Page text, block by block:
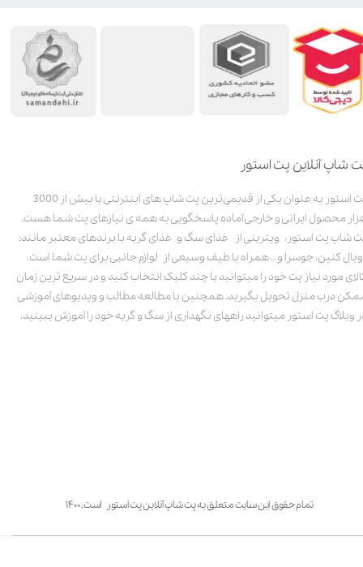
شاپ آنلاین پت استور
پت استور به عنوان یکی از قدیمی‌ترین پت شاپ های اینترنتی با بیش از 3000
محصول ایرانی و خارجی آماده پاسخگویی به همه ی نیازهای پت شما هست.
شاپ پت استور، ویترینی از غذای سگ و غذای گربه با برندهای معتبر مانند:
کنین، جوسرا و .. همراه با طیف وسیعی از لوازم جانبی برای پت شما است.
مورد نیاز پت خود را میتوانید با چند کلیک انتخاب کنید و در سریع ترین زمان
درب منزل تحویل بگیرید. همچنین با مطالعه مطالب و ویدیوهای آموزشی
وبلاگ پت استور میتوانید راههای نگهداری از سگ و گربه خود را آموزش ببینید.
تمام حقوق این سایت متعلق به پت شاپ آنلاین پت استور است. ۱۴۰۰